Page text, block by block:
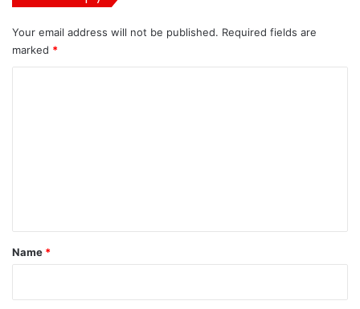
Your email address will not be published. Required fields are
marked *
*
Name *